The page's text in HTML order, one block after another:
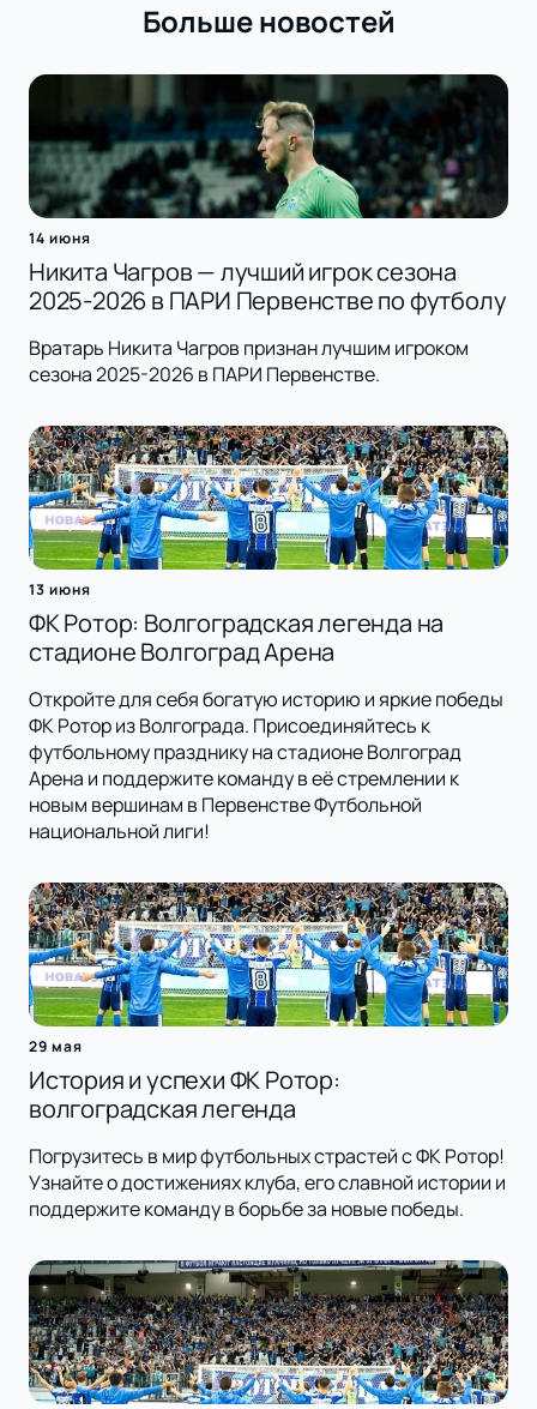
Больше новостей
14 июня
Никита Чагров — лучший игрок сезона
2025-2026 в ПАРИ Первенстве по футболу
Вратарь Никита Чагров признан лучшим игроком
сезона 2025-2026 в ПАРИ Первенстве.
13 июня
ФК Ротор: Волгоградская легенда на
стадионе Волгоград Арена
Откройте для себя богатую историю и яркие победы
ФК Ротор из Волгограда. Присоединяйтесь к
футбольному празднику на стадионе Волгоград
Арена и поддержите команду в её стремлении к
новым вершинам в Первенстве Футбольной
национальной лиги!
29 мая
История и успехи ФК Ротор:
волгоградская легенда
Погрузитесь в мир футбольных страстей с ФК Ротор!
Узнайте о достижениях клуба, его славной истории и
поддержите команду в борьбе за новые победы.